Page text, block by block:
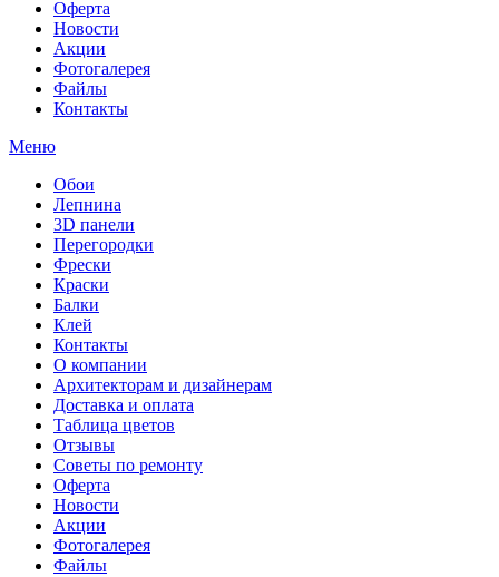
Оферта
Новости
Акции
Фотогалерея
Файлы
Контакты
Меню
Обои
Лепнина
3D панели
Перегородки
Фрески
Краски
Балки
Клей
Контакты
О компании
Архитекторам и дизайнерам
Доставка и оплата
Таблица цветов
Отзывы
Советы по ремонту
Оферта
Новости
Акции
Фотогалерея
Файлы